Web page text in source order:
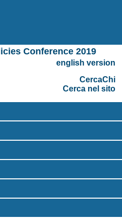
Conference 2019
english version
CercaChi
Cerca nel sito